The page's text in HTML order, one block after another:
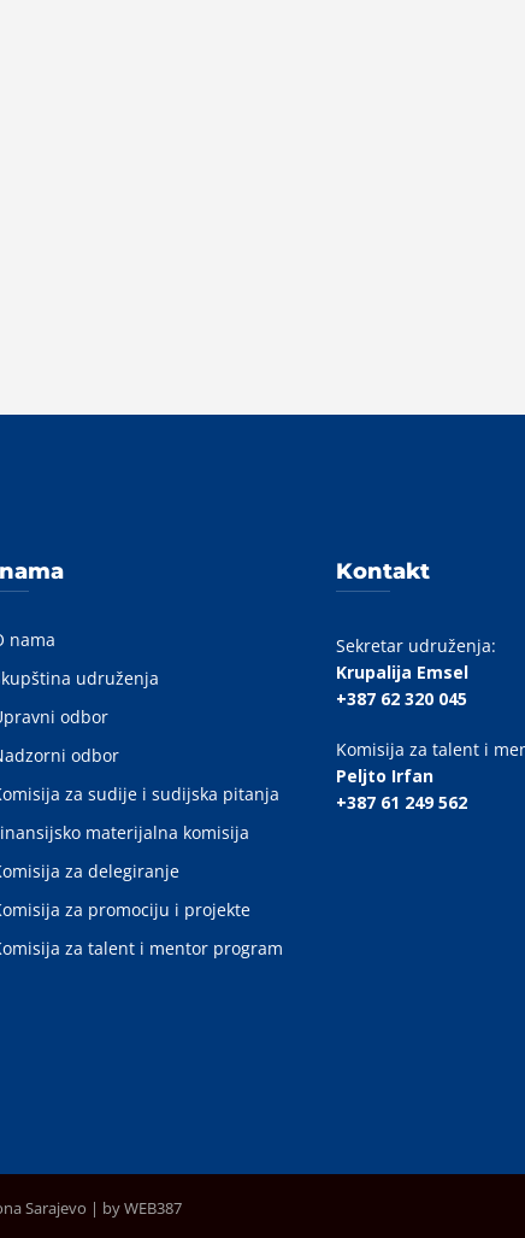
nama
udruženja
odbor
odbor
za sudije i sudijska pitanja
materijalna komisija
za delegiranje
za promociju i projekte
za talent i mentor program
Kontakt
Sekretar udruženja:
Krupalija Emsel
+387 62 320 045
Komisija za talent i
Peljto Irfan
+387 61 249 562
Sarajevo | by WEB387